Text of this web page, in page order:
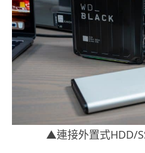
▲連接外置式HDD/